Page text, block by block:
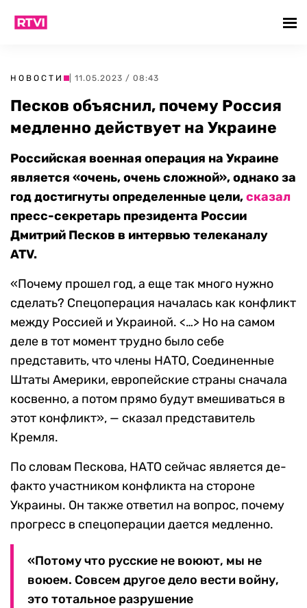
НОВОСТИ | 11.05.2023 / 08:43
Песков объяснил, почему Россия
медленно действует на Украине
Российская военная операция на Украине
является «очень, очень сложной», однако за
год достигнуты определенные цели,сказал
пресс-секретарь президента России
Дмитрий Песков в интервью телеканалу
ATV.
«Почему прошел год, а еще так много нужно
сделать? Спецоперация началась как конфликт
между Россией и Украиной. <…> Но на самом
деле в тот момент трудно было себе
представить, что члены НАТО, Соединенные
Штаты Америки, европейские страны сначала
косвенно, а потом прямо будут вмешиваться в
этот конфликт», — сказал представитель
Кремля.
По словам Пескова, НАТО сейчас является де-
факто участником конфликта на стороне
Украины. Он также ответил на вопрос, почему
прогресс в спецоперации дается медленно.
«Потому что русские не воюют, мы не
воюем. Совсем другое дело вести войну,
это тотальное разрушение